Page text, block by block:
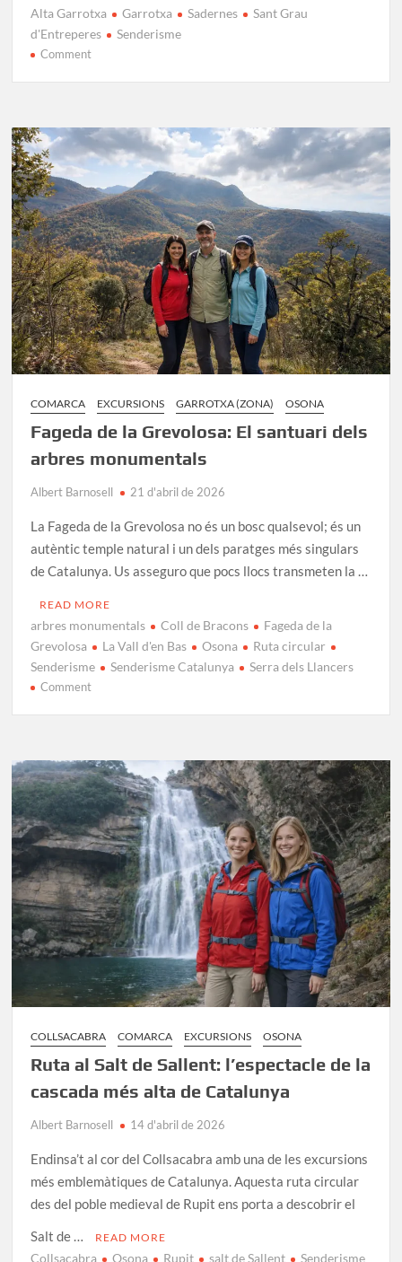
Alta Garrotxa Garrotxa Sadernes
Sant Grau
d'Entreperes
Senderisme
Commenton
a
Sant
Grau:
Un
viatge
al
cor
romànic
de
l’Alta
Garrotxa
COMARCA EXCURSIONS GARROTXA (ZONA) OSONA
Fageda de la Grevolosa: El santuari dels
arbres monumentals
Albert Barnosell 21 d'abril de 2026
La Fageda de la Grevolosa no és un bosc qualsevol; és un
autèntic temple natural i un dels paratges més singulars
de Catalunya. Us asseguro que pocs llocs transmeten la …
READ MORE
arbres monumentals Coll de Bracons
Fageda de la
Grevolosa
La Vall d'en Bas Osona
Ruta circular
Senderisme
Senderisme Catalunya Serra dels Llancers
Commenton
Grevolosa:
El
santuari
dels
arbres
monumentals
COLLSACABRA COMARCA EXCURSIONS OSONA
Ruta al Salt de Sallent: l’espectacle de la
cascada més alta de Catalunya
Albert Barnosell 14 d'abril de 2026
Endinsa’t al cor del Collsacabra amb una de les excursions
més emblemàtiques de Catalunya. Aquesta ruta circular
des del poble medieval de Rupit ens porta a descobrir el
Salt de …
READ MORE
Collsacabra Osona Rupit salt de Sallent Senderisme